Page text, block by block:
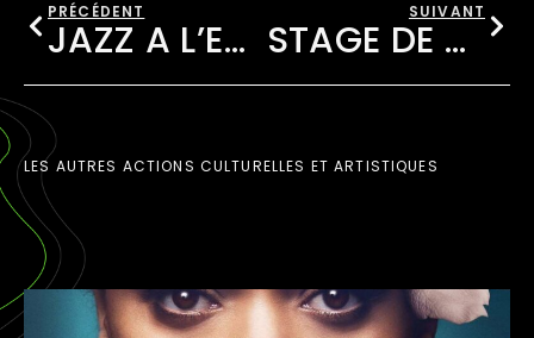
PRÉCÉDENT
JAZZ À L’ÉCOLE
SUIVANT
STAGE DE JAZZ À MILLAU
LES AUTRES ACTIONS CULTURELLES ET ARTISTIQUES